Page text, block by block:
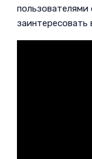
заинтересовать